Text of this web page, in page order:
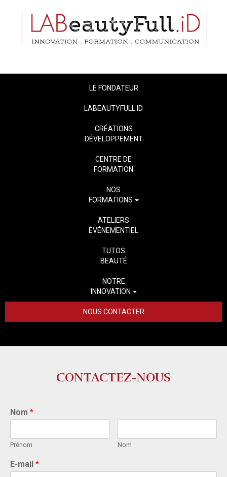
LE FONDATEUR
LABEAUTYFULL.ID
CRÉATIONS
DÉVELOPPEMENT
CENTRE DE
FORMATION
NOS
FORMATIONS
ATELIERS
ÉVÉNEMENTIEL
TUTOS
BEAUTÉ
NOTRE
INNOVATION
NOUS CONTACTER
CONTACTEZ-NOUS
Nom *
Prénom Nom
E-mail *